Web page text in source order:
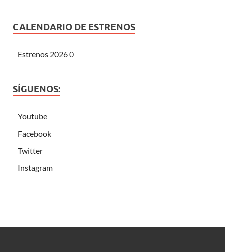
CALENDARIO DE ESTRENOS
Estrenos 20260
SÍGUENOS:
Youtube
Facebook
Twitter
Instagram